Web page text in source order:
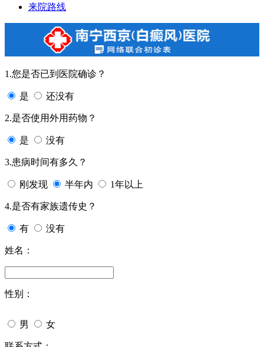
来院路线
1.您是否已到医院确诊？
是 还没有
2.是否使用外用药物？
是 没有
3.患病时间有多久？
刚发现 半年内 1年以上
4.是否有家族遗传史？
有 没有
姓名：
性别：
男 女